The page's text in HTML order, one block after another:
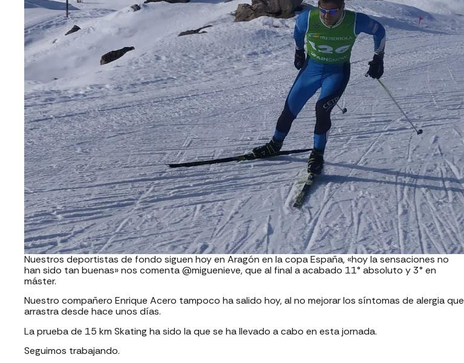
Nuestros deportistas de fondo siguen hoy en Aragón en la copa España, «hoy la sensaciones no
han sido tan buenas» nos comenta @miguenieve, que al final a acabado 11° absoluto y 3° en
máster.
Nuestro compañero Enrique Acero tampoco ha salido hoy, al no mejorar los síntomas de alergia que
arrastra desde hace unos días.
La prueba de 15 km Skating ha sido la que se ha llevado a cabo en esta jornada.
Seguimos trabajando.